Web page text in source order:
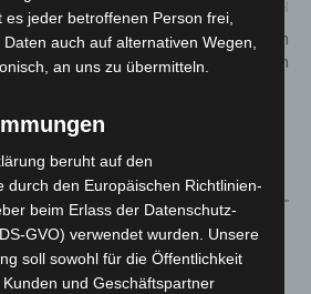
80-Jähriger bei Unfall in
Thönse verstorben
Mehr vom Autor
im „Haus der Begegnung“ in
schnell eingedämmt
es jeder betroffenen Person frei,
auch auf alternativen Wegen,
an uns zu übermitteln.
beruht auf den
durch den Europäischen Richtlinien-
beim Erlass der Datenschutz-
GVO) verwendet wurden. Unsere
soll sowohl für die Öffentlichkeit
und Geschäftspartner